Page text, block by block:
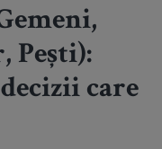
Pești):
care